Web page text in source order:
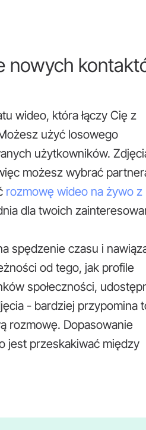
nowych
wideo, która łączy Cię z
użyć losowego
użytkowników.
możesz wybrać
rozmowę wideo na żywo z
dla twoich
spędzenie czasu i
od tego, jak profile
społeczności,
- bardziej przypomina
rozmowę. Dopasowanie
jest przeskakiwać między